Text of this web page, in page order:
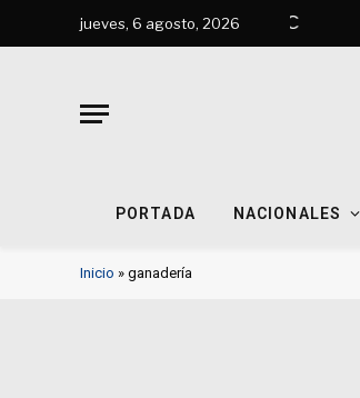
jueves, 6 agosto, 2026
6 Ago 31°C
PORTADA NACIONALES
Inicio » ganadería